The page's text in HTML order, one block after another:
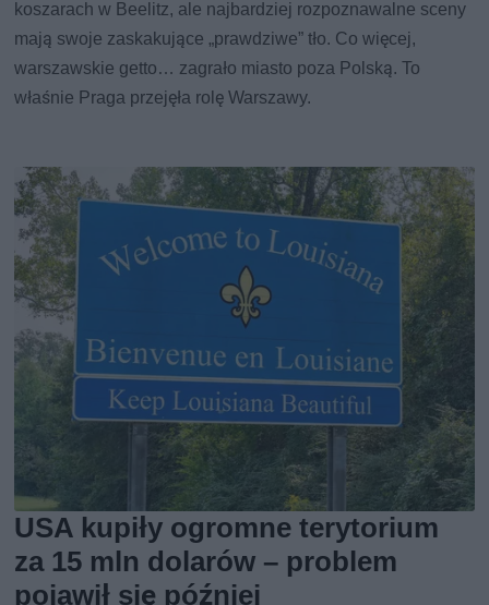
koszarach w Beelitz, ale najbardziej rozpoznawalne sceny
mają swoje zaskakujące „prawdziwe” tło. Co więcej,
warszawskie getto… zagrało miasto poza Polską. To
właśnie Praga przejęła rolę Warszawy.
USA kupiły ogromne terytorium
za 15 mln dolarów – problem
pojawił się później